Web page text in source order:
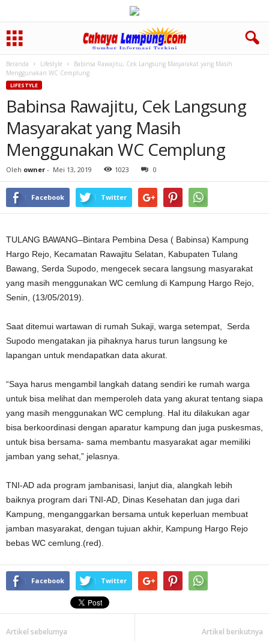
Beranda Lifestyle
Babinsa Rawajitu, Cek Langsung Masyarakat yang Masih
Menggunakan WC Cemplung
LIFESTYLE
Babinsa Rawajitu, Cek Langsung
Masyarakat yang Masih
Menggunakan WC Cemplung
Oleh owner - Mei 13, 2019 1023 0
Facebook Twitter
TULANG BAWANG–Bintara Pembina Desa ( Babinsa) Kampung
Hargo Rejo, Kecamatan Rawajitu Selatan, Kabupaten Tulang
Bawang, Serda Supodo, mengecek secara langsung masyarakat
yang masih menggunakan WC cemlung di Kampung Hargo Rejo,
Senin, (13/05/2019).
Saat ditemui wartawan di rumah Sukaji, warga setempat, Serda
Supodo mengatakan jia pihaknya harus turun langsung ke
lapangan untuk mendapatkan data akurat.
“Saya harus mengambil langkah datang sendiri ke rumah warga
untuk bisa melihat dan memperoleh data yang akurat tentang siapa
yang masih menggunakan WC cemplung. Hal itu dilakukan agar
bisa berkoordinasi dengan aparatur kampung dan juga puskesmas,
untuk bisa bersama- sama membantu masyarakat agar memiliki
jamban yang sehat,” jelasnya.
TNI-AD ada program jambanisasi, lanjut dia, alangkah lebih
baiknya program dari TNI-AD, Dinas Kesehatan dan juga dari
Kampung, menganggarkan bersama untuk keperluan membuat
jamban masyarakat, dengan tujuan akhir, Kampung Hargo Rejo
bebas WC cemlung.(red).
Facebook Twitter
Artikel sebelumya Artikel berikutnya